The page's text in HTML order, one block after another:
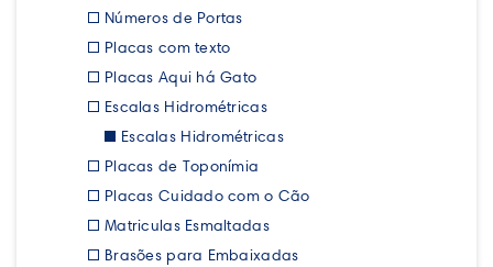
Números de Portas
Placas com texto
Placas Aqui há Gato
Escalas Hidrométricas
Escalas Hidrométricas
Placas de Toponímia
Placas Cuidado com o Cão
Matriculas Esmaltadas
Brasões para Embaixadas